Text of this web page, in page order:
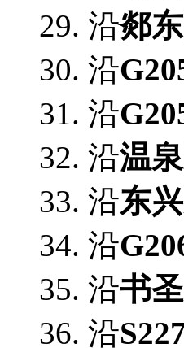
29. 沿郯
30. 沿
31. 沿
32. 沿温
33. 沿东
34. 沿
35. 沿书
36. 沿